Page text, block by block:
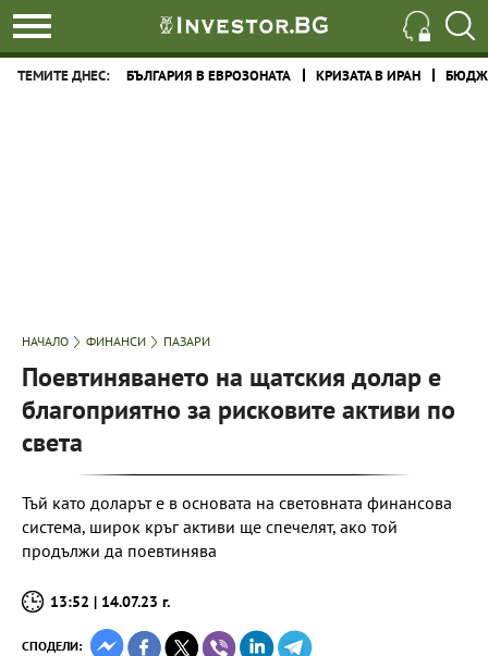
ТЕМИТЕ ДНЕС: БЪЛГАРИЯ В ЕВРОЗОНАТА КРИЗАТА В ИРАН
НАЧАЛО ФИНАНСИ ПАЗАРИ
Поевтиняването на щатския долар е
благоприятно за рисковите активи по
света
Тъй като доларът е в основата на световната финансова
система, широк кръг активи ще спечелят, ако той
продължи да поевтинява
13:52 | 14.07.23 г.
СПОДЕЛИ: